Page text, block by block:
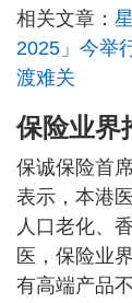
相关文章：
2025」今举
渡难关
保险业界
保诚保险首
表示，本港
人口老化、
医，保险业
有高端产品